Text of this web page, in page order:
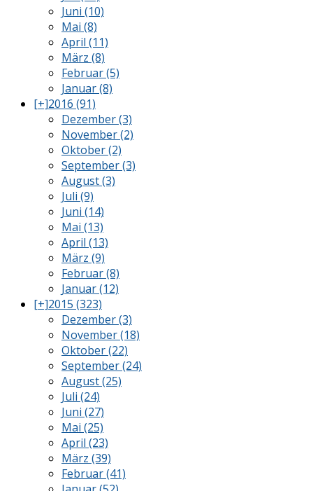
Juni (10)
Mai (8)
April (11)
März (8)
Februar (5)
Januar (8)
[+]2016 (91)
Dezember (3)
November (2)
Oktober (2)
September (3)
August (3)
Juli (9)
Juni (14)
Mai (13)
April (13)
März (9)
Februar (8)
Januar (12)
[+]2015 (323)
Dezember (3)
November (18)
Oktober (22)
September (24)
August (25)
Juli (24)
Juni (27)
Mai (25)
April (23)
März (39)
Februar (41)